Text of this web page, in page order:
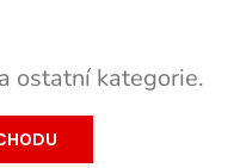
ostatní kategorie.